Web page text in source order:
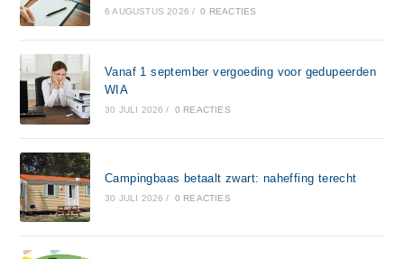
6 AUGUSTUS 2026 / 0 REACTIES
Vanaf 1 september vergoeding voor gedupeerden
WIA
30 JULI 2026 / 0 REACTIES
Campingbaas betaalt zwart: naheffing terecht
30 JULI 2026 / 0 REACTIES